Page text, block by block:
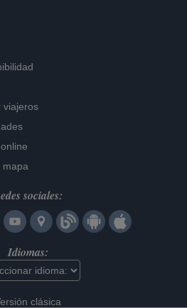
viajeros
mapa
sociales:
Idiomas:
clásica